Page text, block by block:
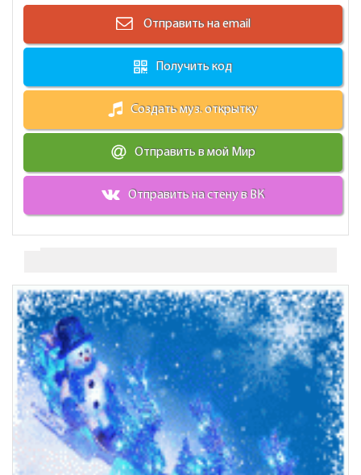
Отправить на email
Получить код
Создать муз. открытку
Отправить в мой Мир
Отправить на стену в ВК